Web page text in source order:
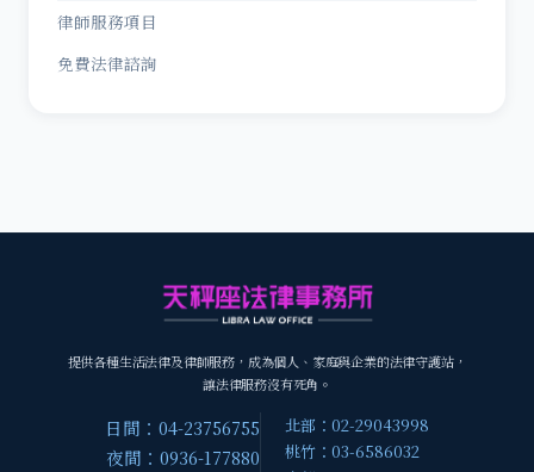
律師服務項目
免費法律諮詢
提供各種生活法律及律師服務，成為個人、家庭與企業的法律守護站，
讓法律服務沒有死角。
日間：04-23756755
夜間：0936-177880
北部：02-29043998
桃竹：03-6586032